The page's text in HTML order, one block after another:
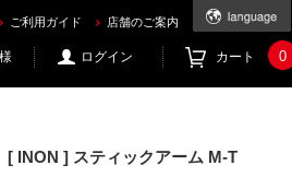
ご利用ガイド 店舗のご案内
ログイン カート 0
[ INON ] スティックアーム M-T